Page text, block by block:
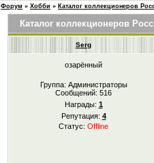
Форум » Хобби » Каталог коллекционеров
Каталог коллекционеров
Serg
озарённый
Группа: Администраторы
Сообщений: 516
Награды: 1
Репутация: 4
Статус: Offline